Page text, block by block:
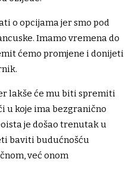
o opcijama jer smo pod
Imamo vremena do
ćemo promjene i donijeti
lakše će mu biti spremiti
u koje ima bezgranično
je došao trenutak u
baviti budućnošću
već onom